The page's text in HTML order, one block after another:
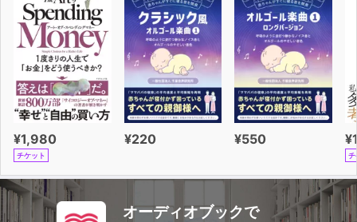
¥1,980
チケット
¥220 ¥550
チ
オーディオブックで